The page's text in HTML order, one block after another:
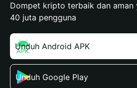
Dompet kripto terbaik dan aman
40 juta pengguna
Unduh Android APK
Unduh Google Play